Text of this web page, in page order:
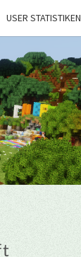
USER STATISTIKEN